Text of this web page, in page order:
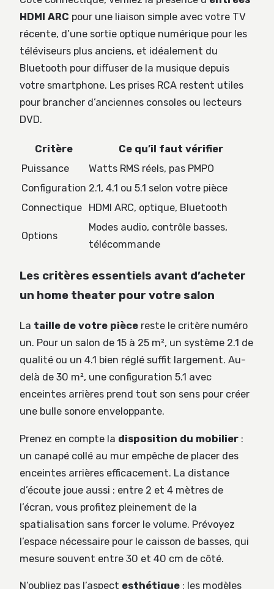
HDMI ARC pour une liaison simple avec votre TV
récente, d’une sortie optique numérique pour les
téléviseurs plus anciens, et idéalement du
Bluetooth pour diffuser de la musique depuis
votre smartphone. Les prises RCA restent utiles
pour brancher d’anciennes consoles ou lecteurs
DVD.
Critère
Ce qu’il faut vérifier
Puissance
Watts RMS réels, pas PMPO
Configuration 2.1, 4.1 ou 5.1 selon votre pièce
Connectique
HDMI ARC, optique, Bluetooth
Options
Modes audio, contrôle basses,
télécommande
Les critères essentiels avant d’acheter
un home theater pour votre salon
La taille de votre pièce reste le critère numéro
un. Pour un salon de 15 à 25 m², un système 2.1 de
qualité ou un 4.1 bien réglé suffit largement. Au-
delà de 30 m², une configuration 5.1 avec
enceintes arrières prend tout son sens pour créer
une bulle sonore enveloppante.
Prenez en compte la disposition du mobilier :
un canapé collé au mur empêche de placer des
enceintes arrières efficacement. La distance
d’écoute joue aussi : entre 2 et 4 mètres de
l’écran, vous profitez pleinement de la
spatialisation sans forcer le volume. Prévoyez
l’espace nécessaire pour le caisson de basses, qui
mesure souvent entre 30 et 40 cm de côté.
N’oubliez pas l’aspect esthétique : les modèles